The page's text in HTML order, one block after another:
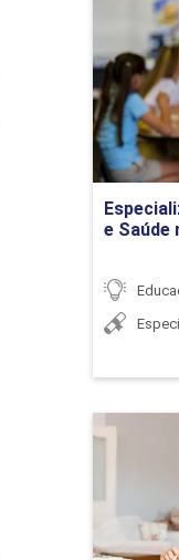
e Saúde